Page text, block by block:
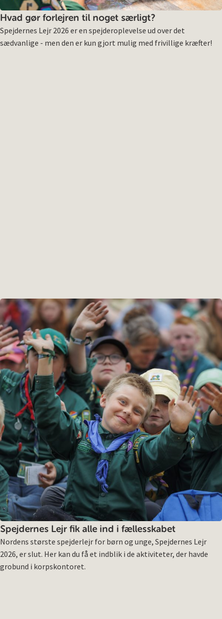
Hvad gør forlejren til noget særligt?
Spejdernes Lejr 2026 er en spejderoplevelse ud over det
sædvanlige - men den er kun gjort mulig med frivillige kræfter!
Spejdernes Lejr fik alle ind i fællesskabet
Nordens største spejderlejr for børn og unge, Spejdernes Lejr
2026, er slut. Her kan du få et indblik i de aktiviteter, der havde
grobund i korpskontoret.